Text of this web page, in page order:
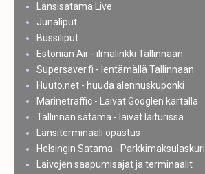
Länsisatama Live
Junaliput
Bussiliput
Estonian Air - ilmalinkki Tallinnaan
Supersaver.fi - lentämällä Tallinnaan
Huuto.net - huuda alennuskuponki
Marinetraffic - Laivat Googlen kartalla
Tallinnan satama - laivat laiturissa
Länsiterminaali opastus
Helsingin Satama - Parkkimaksulaskuri
Laivojen saapumisajat ja terminaalit